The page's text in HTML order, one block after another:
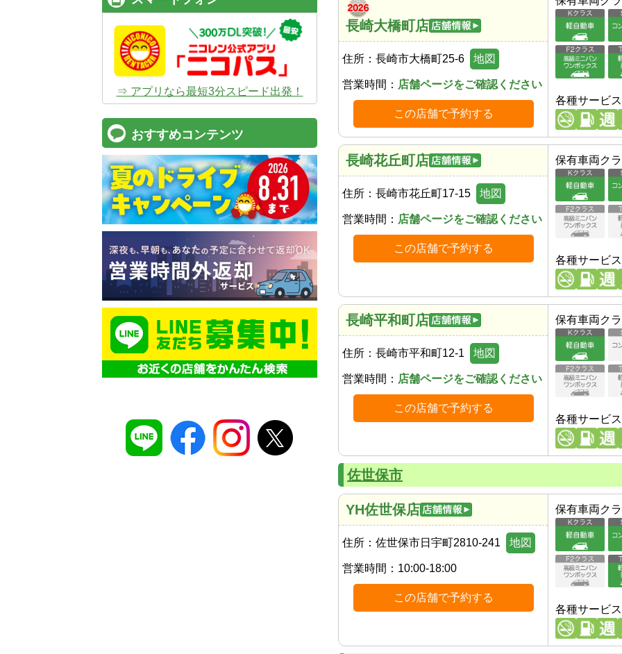
長崎大橋町店
住所： 長崎市大橋町25-6 地図
営業時間： 店舗ページをご確認ください
この店舗で予約する
各種サービス
長崎花丘町店
住所： 長崎市花丘町17-15 地図
営業時間： 店舗ページをご確認ください
この店舗で予約する
保有車両ク
各種サービス
長崎平和町店
住所： 長崎市平和町12-1 地図
営業時間： 店舗ページをご確認ください
この店舗で予約する
保有車両ク
各種サービス
佐世保市
YH佐世保店
住所： 佐世保市日宇町2810-241 地図
営業時間： 10:00-18:00
この店舗で予約する
保有車両ク
各種サービス
⇒ アプリなら最短3分スピード出発！
おすすめコンテンツ